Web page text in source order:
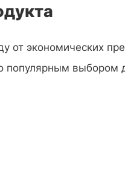
от экономических
популярным выбором